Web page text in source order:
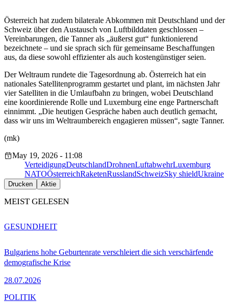
Österreich hat zudem bilaterale Abkommen mit Deutschland und der
Schweiz über den Austausch von Luftbilddaten geschlossen –
Vereinbarungen, die Tanner als „äußerst gut“ funktionierend
bezeichnete – und sie sprach sich für gemeinsame Beschaffungen
aus, da diese sowohl effizienter als auch kostengünstiger seien.
Der Weltraum rundete die Tagesordnung ab. Österreich hat ein
nationales Satellitenprogramm gestartet und plant, im nächsten Jahr
vier Satelliten in die Umlaufbahn zu bringen, wobei Deutschland
eine koordinierende Rolle und Luxemburg eine enge Partnerschaft
einnimmt. „Die heutigen Gespräche haben auch deutlich gemacht,
dass wir uns im Weltraumbereich engagieren müssen“, sagte Tanner.
(mk)
May 19, 2026 - 11:08
VerteidigungDeutschlandDrohnenLuftabwehrLuxemburg
NATOÖsterreichRaketenRusslandSchweizSky shieldUkraine
Drucken Aktie
MEIST GELESEN
Bulgariens hohe Geburtenrate verschleiert die sich verschärfende
demografische Krise
28.07.2026
GESUNDHEIT
POLITIK